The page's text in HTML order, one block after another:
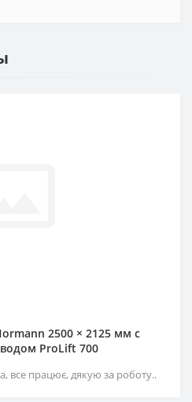
2500 × 2125 мм c
ProLift 700
все працює, дякую за роботу..